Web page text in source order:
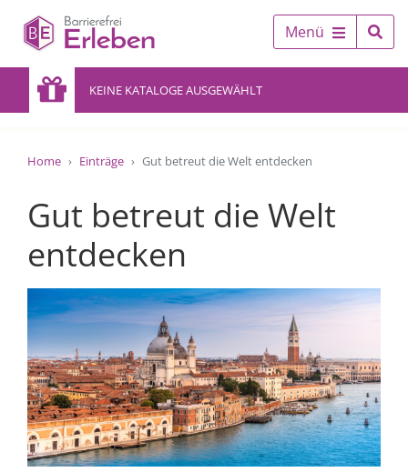
Menü
KEINE KATALOGE AUSGEWÄHLT
Home Einträge Gut betreut die Welt entdecken
Gut betreut die Welt
entdecken